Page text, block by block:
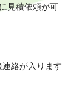
見積依頼が可
絡が入ります